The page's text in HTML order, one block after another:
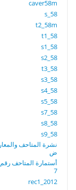
caver58m
s_58
t2_58m
t1_58
s1_58
s2_58
t3_58
s3_58
s4_58
s5_58
s7_58
s8_58
s9_58
نشرة المتاحف والمعار
ض
أستمارة المتاحف رقم8
7
rec1_2012